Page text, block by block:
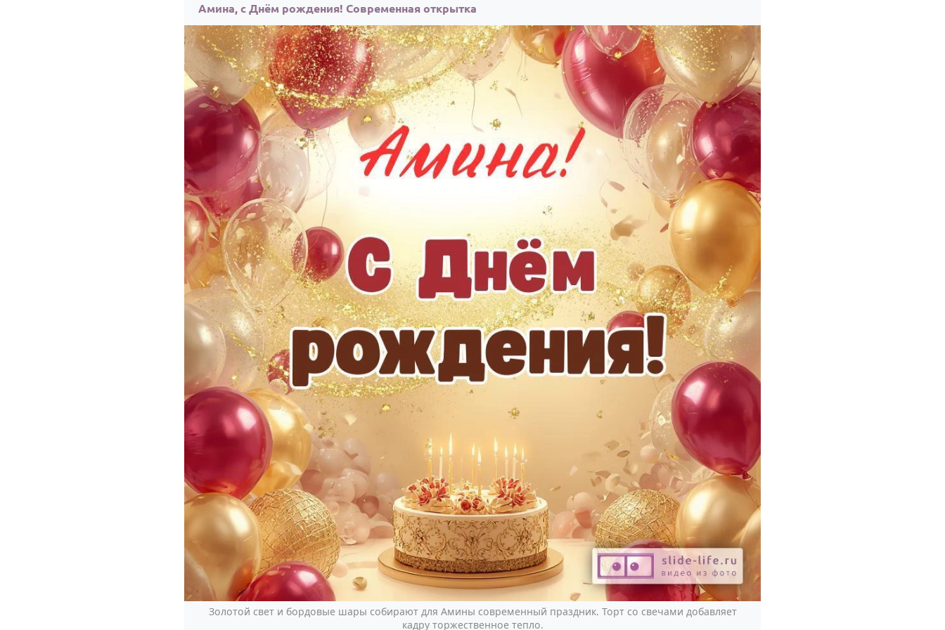
Амина, с Днём рождения! Современная открытка
Золотой свет и бордовые шары собирают для Амины современный праздник. Торт со свечами добавляет
кадру торжественное тепло.